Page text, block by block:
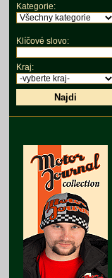
Kategorie:
Klíčové slovo:
Kraj:
Najdi